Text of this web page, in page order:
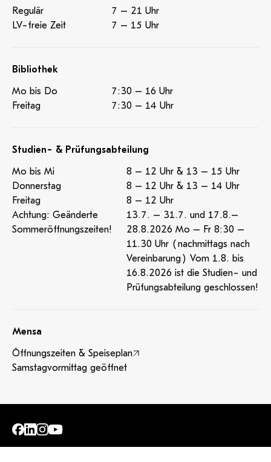
Regulär
7 – 21 Uhr
LV-freie Zeit
7 – 15 Uhr
Bibliothek
Mo bis Do
7:30 – 16 Uhr
Freitag
7:30 – 14 Uhr
Studien- & Prüfungsabteilung
Mo bis Mi
8 – 12 Uhr & 13 – 15 Uhr
Donnerstag
8 – 12 Uhr & 13 – 14 Uhr
Freitag
8 – 12 Uhr
Achtung: Geänderte
Sommeröffnungszeiten!
13.7. – 31.7. und 17.8.–
28.8.2026 Mo – Fr 8:30 –
11.30 Uhr (nachmittags nach
Vereinbarung) Vom 1.8. bis
16.8.2026 ist die Studien- und
Prüfungsabteilung geschlossen!
Mensa
Öffnungszeiten & Speiseplan
Samstagvormittag geöffnet